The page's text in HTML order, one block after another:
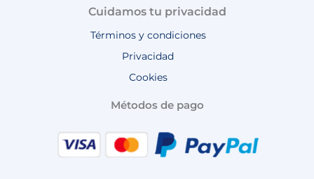
Cuidamos tu privacidad
Términos y condiciones
Privacidad
Cookies
Métodos de pago